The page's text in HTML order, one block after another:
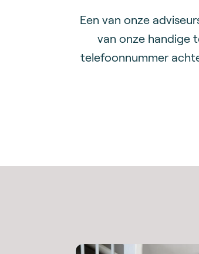
Een van onze
van onze handige
telefoonnummer